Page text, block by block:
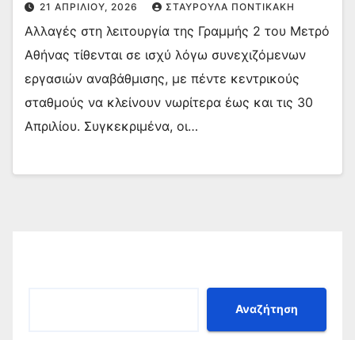
21 ΑΠΡΙΛΊΟΥ, 2026 ΣΤΑΥΡΟΎΛΑ ΠΟΝΤΙΚΆΚΗ
Αλλαγές στη λειτουργία της Γραμμής 2 του Μετρό
Αθήνας τίθενται σε ισχύ λόγω συνεχιζόμενων
εργασιών αναβάθμισης, με πέντε κεντρικούς
σταθμούς να κλείνουν νωρίτερα έως και τις 30
Απριλίου. Συγκεκριμένα, οι…
Αναζήτηση